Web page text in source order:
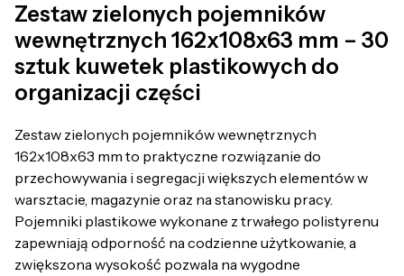
Zestaw zielonych pojemników
wewnętrznych 162x108x63 mm – 30
sztuk kuwetek plastikowych do
organizacji części
Zestaw zielonych pojemników wewnętrznych
162x108x63 mm to praktyczne rozwiązanie do
przechowywania i segregacji większych elementów w
warsztacie, magazynie oraz na stanowisku pracy.
Pojemniki plastikowe wykonane z trwałego polistyrenu
zapewniają odporność na codzienne użytkowanie, a
zwiększona wysokość pozwala na wygodne